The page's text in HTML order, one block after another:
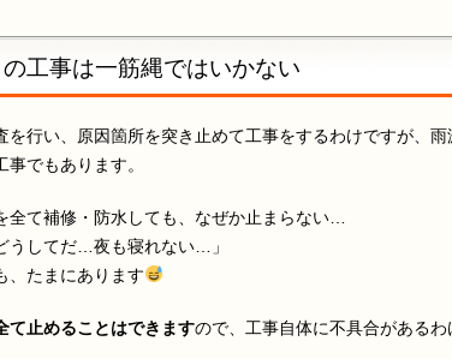
工事は一筋縄ではいかない
を行い、原因箇所を突き止めて工事をするわけですが、雨
事でもあります。
全て補修・防水しても、なぜか止まらない…
うしてだ…夜も寝れない…」
、たまにあります
て止めることはできますので、工事自体に不具合があるわ